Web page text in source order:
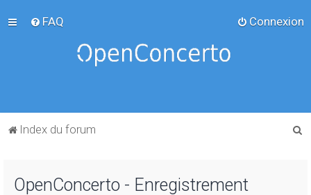
FAQ Connexion
Index du forum
OpenConcerto - Enregistrement